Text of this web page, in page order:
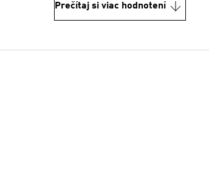
Prečítaj si viac hodnotení